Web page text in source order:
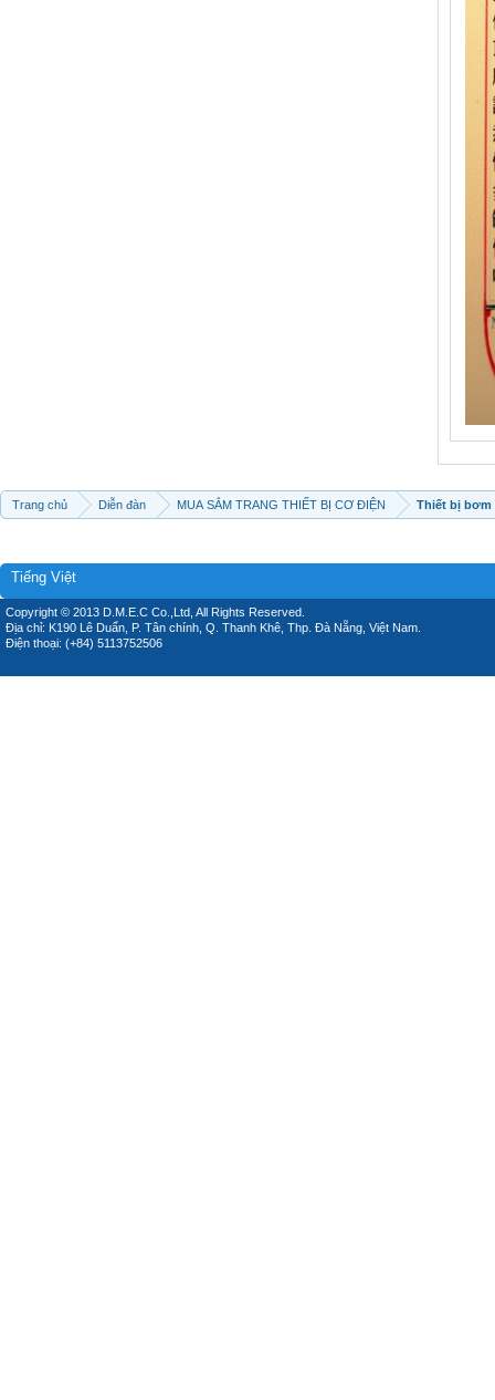
Trang chủ Diễn đàn MUA SẮM TRANG THIẾT BỊ CƠ ĐIỆN Thiết bị bơm
Tiếng Việt
Copyright © 2013 D.M.E.C Co.,Ltd, All Rights Reserved.
Địa chỉ: K190 Lê Duẩn, P. Tân chính, Q. Thanh Khê, Thp. Đà Nẵng, Việt Nam.
Điện thoại: (+84) 5113752506